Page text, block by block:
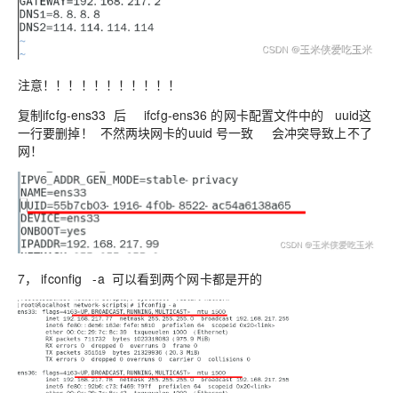
注意！！！！！！！！！！！
复制ifcfg-ens33 后 ifcfg-ens36 的网卡配置文件中的 uuid这
一行要删掉！ 不然两块网卡的uuid 号一致 会冲突导致上不了
网！
7， ifconfig -a 可以看到两个网卡都是开的